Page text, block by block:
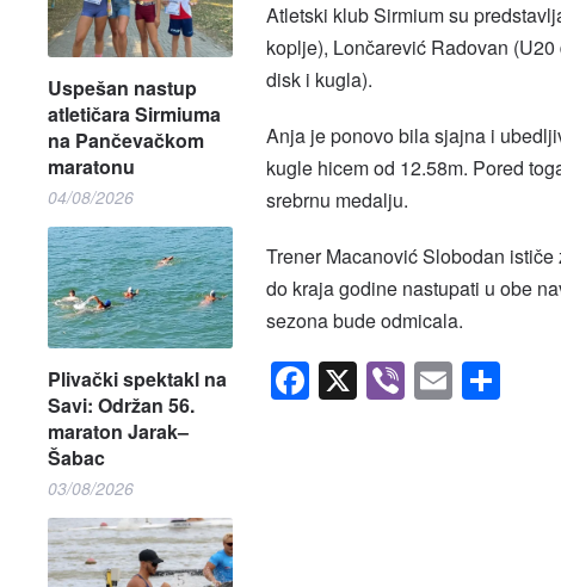
Uspešan nastup
atletičara Sirmiuma
na Pančevačkom
maratonu
04/08/2026
Plivački spektakl na
Savi: Održan 56.
maraton Jarak–
Šabac
03/08/2026
Atletski klub Sirmium su
koplje), Lončarević Radovan
disk i kugla).
Anja je ponovo bila sjajna i
kugle hicem od 12.58m. Pored
srebrnu medalju.
Trener Macanović Slobodan
do kraja godine nastupati u obe
sezona bude odmicala.
Facebook
X Viber
Email